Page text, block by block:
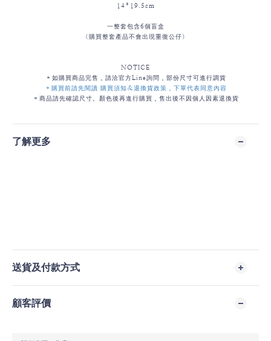
14*19.5cm
一整套包含6個盲盒
（購買整套產品不會出現重復公仔）
NOTICE
＊如購買商品完售，請洽官方Line詢問，部份尺寸可進行調貨
＊購買前請先閱讀 購買須知 ＆退換貨政策 ，下單代表同意內容
＊商品請先確認尺寸、顏色後再進行購買，售出後不因個人因素退換貨
了解更多
送貨及付款方式
顧客評價